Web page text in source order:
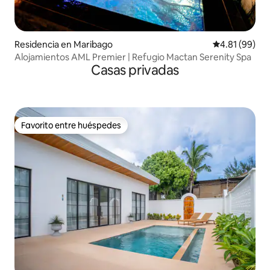
Residencia en Maribago Calificación
4.81 (99)
Alojamientos AML Premier | Refugio Mactan Serenity Spa
Casas privadas
Favorito entre huéspedes
Favorito entre huéspedes